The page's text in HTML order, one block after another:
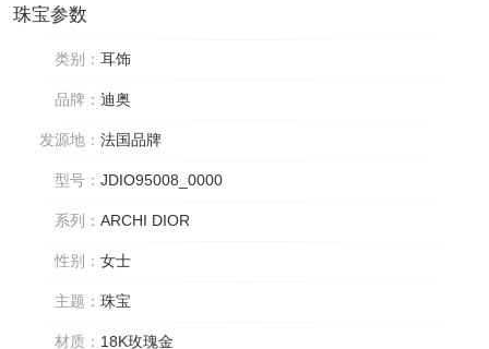
珠宝参数
类别： 耳饰
品牌： 迪奥
发源地： 法国品牌
型号： JDIO95008_0000
系列： ARCHI DIOR
性别： 女士
主题： 珠宝
材质： 18K玫瑰金